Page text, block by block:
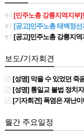
[민주노총 강릉지역지부]민주
[공고]민주노총 태백정선지
[공고]민주노총 강릉지역
보도/기자회견
[성명] 막을 수 있었던 죽음, HL만도가 책임져
[성명] 통일교 불법 정치자
[기자회견] 폭염은 재난이다! 폭염으로부터
월간 주요일정